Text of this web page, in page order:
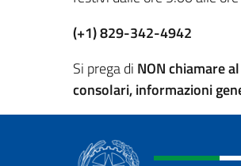
(+1) 829-342-4942
Si prega di NON chiamare
consolari, informazioni